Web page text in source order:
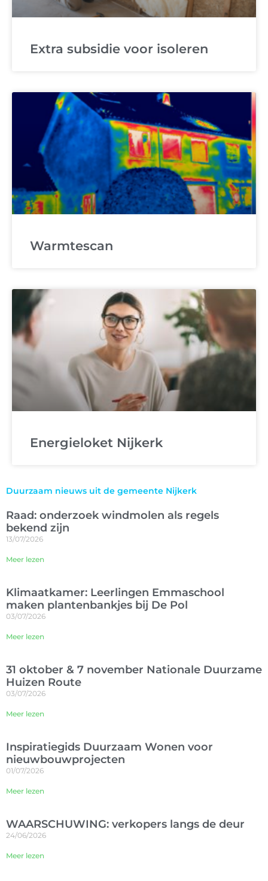
Extra subsidie voor isoleren
Warmtescan
Energieloket Nijkerk
Duurzaam nieuws uit de gemeente Nijkerk
Raad: onderzoek windmolen als regels
bekend zijn
13/07/2026
Meer lezen
Klimaatkamer: Leerlingen Emmaschool
maken plantenbankjes bij De Pol
03/07/2026
Meer lezen
31 oktober & 7 november Nationale Duurzame
Huizen Route
03/07/2026
Meer lezen
Inspiratiegids Duurzaam Wonen voor
nieuwbouwprojecten
01/07/2026
Meer lezen
WAARSCHUWING: verkopers langs de deur
24/06/2026
Meer lezen